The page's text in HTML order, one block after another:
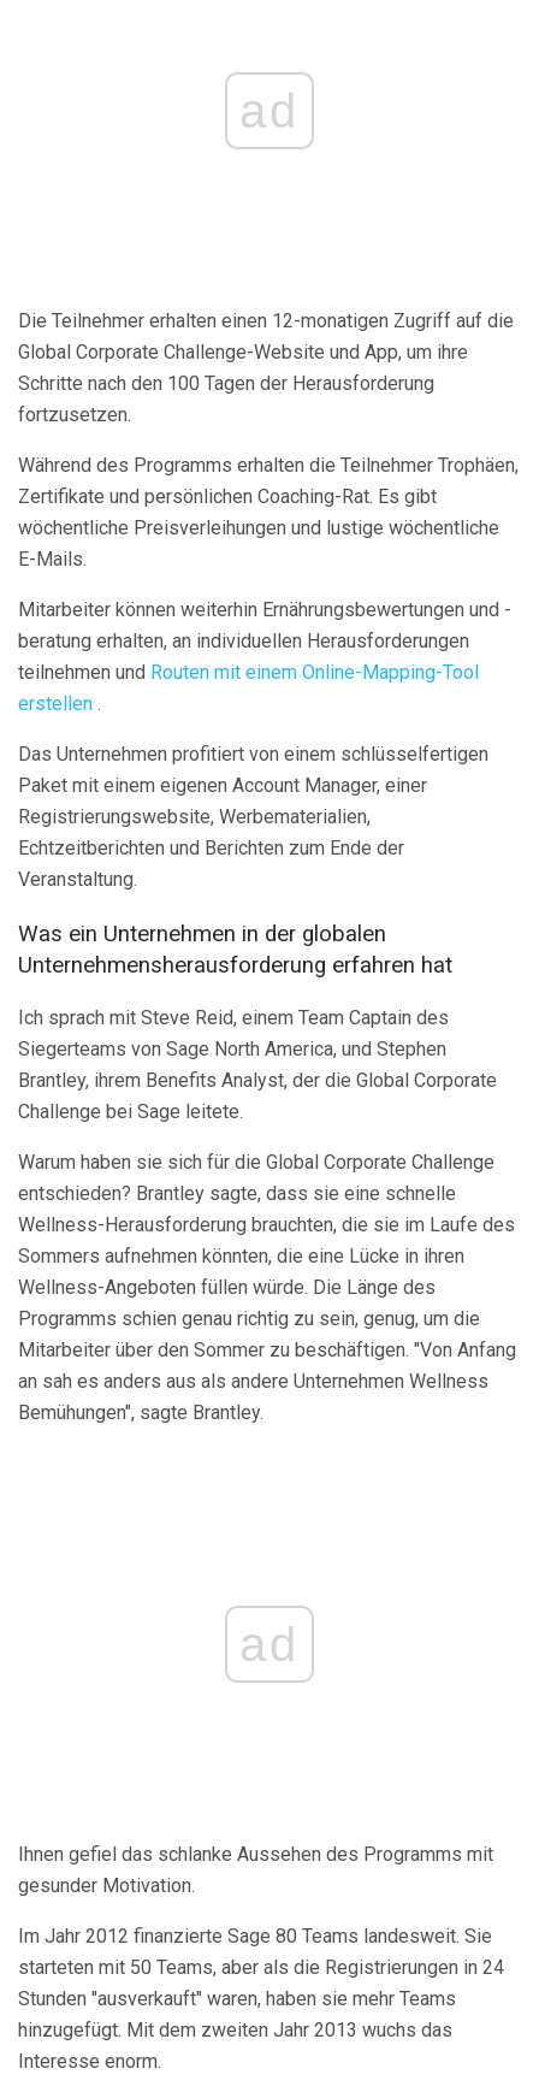
ad
Die Teilnehmer erhalten einen 12-monatigen Zugriff auf die
Global Corporate Challenge-Website und App, um ihre
Schritte nach den 100 Tagen der Herausforderung
fortzusetzen.
Während des Programms erhalten die Teilnehmer Trophäen,
Zertifikate und persönlichen Coaching-Rat. Es gibt
wöchentliche Preisverleihungen und lustige wöchentliche
E-Mails.
Mitarbeiter können weiterhin Ernährungsbewertungen und -
beratung erhalten, an individuellen Herausforderungen
teilnehmen und Routen mit einem Online-Mapping-Tool
erstellen .
Das Unternehmen profitiert von einem schlüsselfertigen
Paket mit einem eigenen Account Manager, einer
Registrierungswebsite, Werbematerialien,
Echtzeitberichten und Berichten zum Ende der
Veranstaltung.
Was ein Unternehmen in der globalen
Unternehmensherausforderung erfahren hat
Ich sprach mit Steve Reid, einem Team Captain des
Siegerteams von Sage North America, und Stephen
Brantley, ihrem Benefits Analyst, der die Global Corporate
Challenge bei Sage leitete.
Warum haben sie sich für die Global Corporate Challenge
entschieden? Brantley sagte, dass sie eine schnelle
Wellness-Herausforderung brauchten, die sie im Laufe des
Sommers aufnehmen könnten, die eine Lücke in ihren
Wellness-Angeboten füllen würde. Die Länge des
Programms schien genau richtig zu sein, genug, um die
Mitarbeiter über den Sommer zu beschäftigen. "Von Anfang
an sah es anders aus als andere Unternehmen Wellness
Bemühungen", sagte Brantley.
ad
Ihnen gefiel das schlanke Aussehen des Programms mit
gesunder Motivation.
Im Jahr 2012 finanzierte Sage 80 Teams landesweit. Sie
starteten mit 50 Teams, aber als die Registrierungen in 24
Stunden "ausverkauft" waren, haben sie mehr Teams
hinzugefügt. Mit dem zweiten Jahr 2013 wuchs das
Interesse enorm.